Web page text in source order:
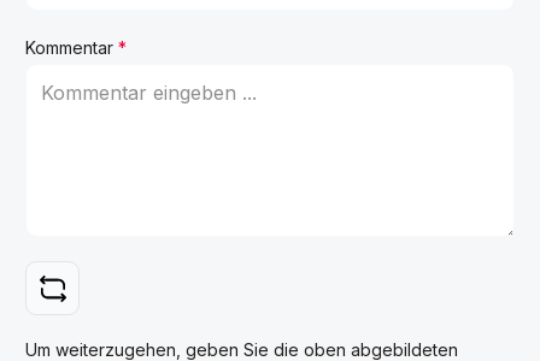
Kommentar *
Um weiterzugehen, geben Sie die oben abgebildeten